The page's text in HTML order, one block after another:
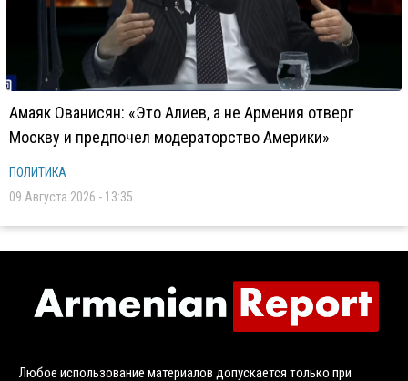
Амаяк Ованисян: «Это Алиев, а не Армения отверг
Москву и предпочел модераторство Америки»
ПОЛИТИКА
09 Августа 2026 - 13:35
Любое использование материалов допускается только при